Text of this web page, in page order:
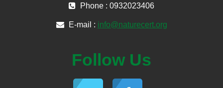
Phone : 0932023406
E-mail : info@naturecert.org
Follow Us